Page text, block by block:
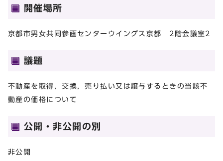
開催場所
京都市男女共同参画センターウイングス京都 2階会議室2
議題
不動産を取得，交換，売り払い又は譲与するときの当該不
動産の価格について
公開・非公開の別
非公開